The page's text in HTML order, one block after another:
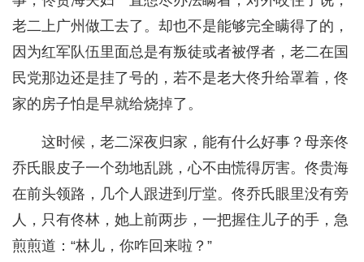
老二上广州做工去了。却也不是能够完全瞒得了的，
因为红军队伍里面总是有叛徒或者被俘者，老二在国
民党那边还是挂了号的，若不是老大佟升给罩着，佟
家的房子怕是早就给烧掉了。
这时候，老二深夜归家，能有什么好事？母亲佟
乔氏眼皮子一个劲地乱跳，心不由慌得厉害。佟贵海
在前头领路，几个人跟进到厅堂。佟乔氏眼里没有旁
人，只有佟林，她上前两步，一把握住儿子的手，急
煎煎道：“林儿，你咋回来啦？”